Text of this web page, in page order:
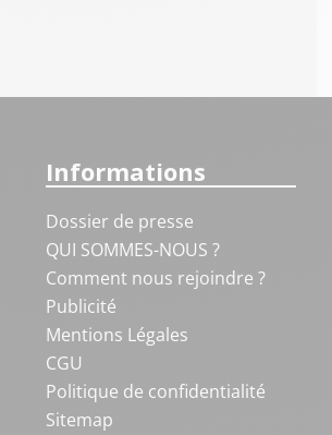
Informations
Dossier de presse
QUI SOMMES-NOUS ?
Comment nous rejoindre ?
Publicité
Mentions Légales
CGU
Politique de confidentialité
Sitemap